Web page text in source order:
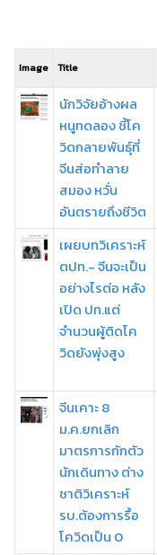
Image Title
นักวิจัยอ้างผล
หนูทดลอง ชี้โค
วิดกลายพันธุ์ที่
จีนส่อทำลาย
สมอง หวั่น
อันตรายถึงชีวิต
เผยบทวิเคราะห์
ตปท.- จีนจะเป็น
อย่างไรต่อ หลัง
เปิด ปท.แต่
จำนวนผู้ติดโค
วิดยังพุ่งสูง
จีนเคาะ 8
ม.ค.ยกเลิก
มาตรการกักตัว
นักเดินทาง ต่าง
ชาติวิเคราะห์
รบ.ต้องการรื้อ
โควิดเป็น 0